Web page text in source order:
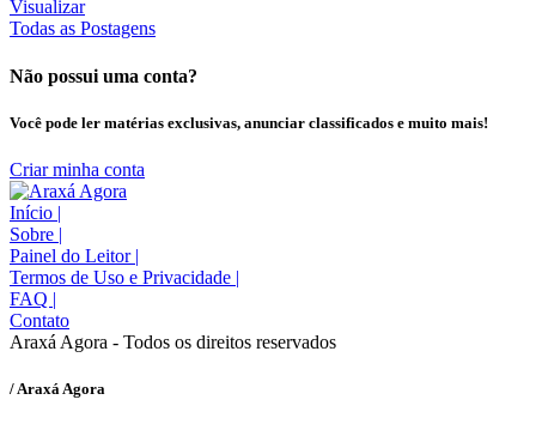
Visualizar
Todas as Postagens
Não possui uma conta?
Você pode ler matérias exclusivas, anunciar classificados e muito mais!
Criar minha conta
Início |
Sobre |
Painel do Leitor |
Termos de Uso e Privacidade |
FAQ |
Contato
Araxá Agora - Todos os direitos reservados
/ Araxá Agora